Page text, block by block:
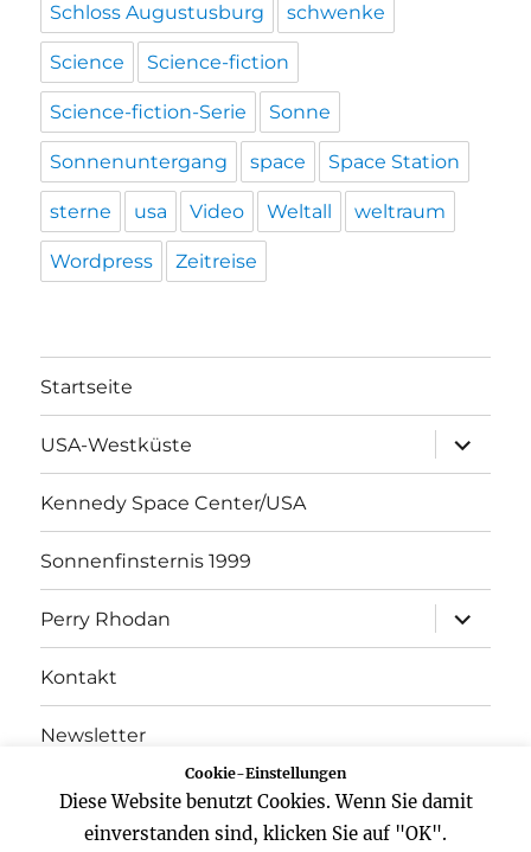
Schloss Augustusburg schwenke
Science Science-fiction
Science-fiction-Serie Sonne
Sonnenuntergang space Space Station
sterne usa Video Weltall weltraum
Wordpress Zeitreise
Startseite
USA-Westküste
öffnen
Kennedy Space Center/USA
Sonnenfinsternis 1999
Perry Rhodan
öffnen
Kontakt
Newsletter
Datenschutz
Cookie-Einstellungen
Diese Website benutzt Cookies. Wenn Sie damit
einverstanden sind, klicken Sie auf "OK".